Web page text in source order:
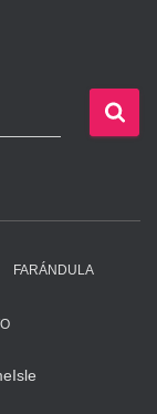
FARÁNDULA